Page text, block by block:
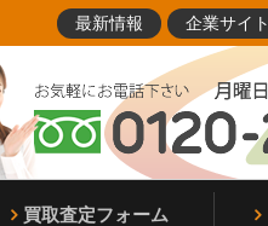
最新情報 企業サイト
買取査定フォーム